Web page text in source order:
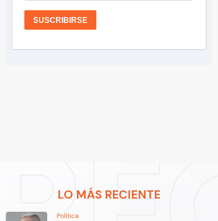
SUSCRIBIRSE
LO MÁS RECIENTE
Política